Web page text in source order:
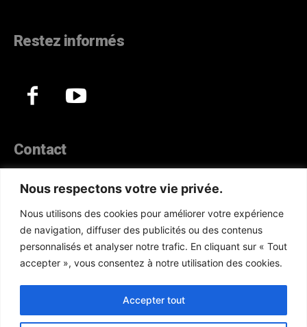
Nous respectons votre vie privée.
Nous utilisons des cookies pour améliorer votre expérience
de navigation, diffuser des publicités ou des contenus
personnalisés et analyser notre trafic. En cliquant sur « Tout
accepter », vous consentez à notre utilisation des cookies.
Accepter tout
Restez informés
Contact
Téléphone :(+221) 70 330 86 87‬
WhatsApp : (+33) 6 52 17 85 46
E-mail : redaction@atlanticactu.com
E-mail : commercial@atlanticactu.com
Nous écrire Qui sommes-nous ?